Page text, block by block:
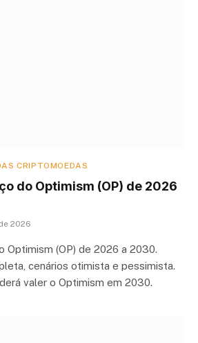
CRIPTOMOEDAS
do Optimism (OP) de 2026
2026
Optimism (OP) de 2026 a 2030.
cenários otimista e pessimista.
valer o Optimism em 2030.